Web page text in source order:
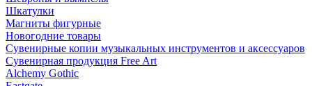
Шкатулки
Магниты фигурные
Новогодние товары
Сувенирные копии музыкальных инструментов и аксессуаров
Сувенирная продукция Free Art
Alchemy Gothic